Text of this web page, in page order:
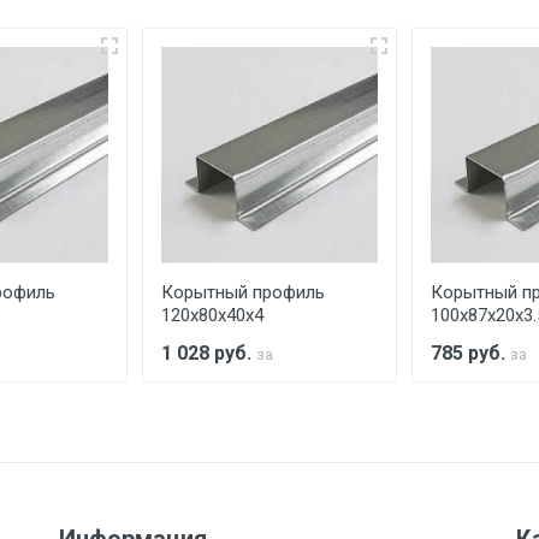
Центральный проезд 27. Погрузка производится
в размере, установленном поставщиком.
обязан обеспечить подъезные пути для
индивидуально.
Корытный профиль
120х80х40х4
1 028 руб. за
Корытный
785 руб. за